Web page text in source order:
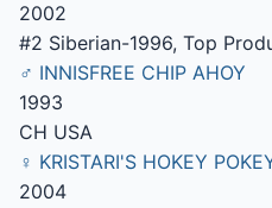
2002
#2 Siberian-1996, Top
♂ INNISFREE CHIP AHOY
1993
CH USA
♀ KRISTARI'S HOKEY
2004